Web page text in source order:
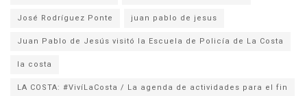
José Rodríguez Ponte
juan pablo de jesus
la costa
LA COSTA: #VivíLaCosta / La agenda de actividades para el fin